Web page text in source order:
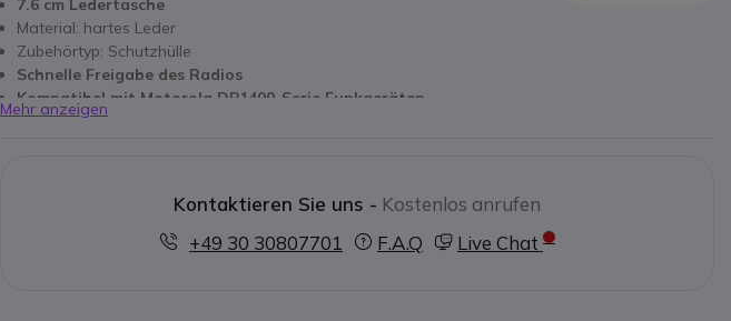
Material: hartes Leder
Zubehörtyp: Schutzhülle
Schnelle Freigabe des Radios
Kompatibel mit Motorola DP1400-Serie Funkgeräten
Mehr anzeigen
Kontaktieren Sie uns - Kostenlos anrufen
+49 30 30807701
F.A.Q Live Chat